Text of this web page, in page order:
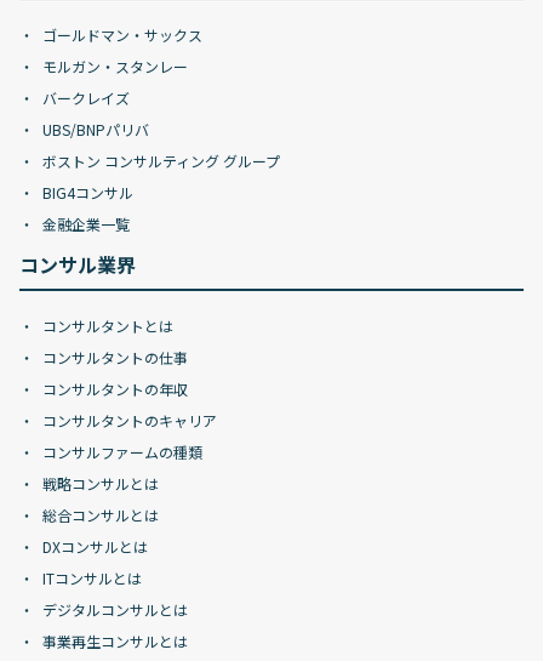
ゴールドマン・サックス
モルガン・スタンレー
バークレイズ
UBS/BNPパリバ
ボストン コンサルティング グループ
BIG4コンサル
金融企業一覧
コンサル業界
コンサルタントとは
コンサルタントの仕事
コンサルタントの年収
コンサルタントのキャリア
コンサルファームの種類
戦略コンサルとは
総合コンサルとは
DXコンサルとは
ITコンサルとは
デジタルコンサルとは
事業再生コンサルとは